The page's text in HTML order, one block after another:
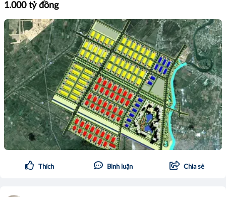
1.000 tỷ đồng
Thích Bình luận Chia sẻ